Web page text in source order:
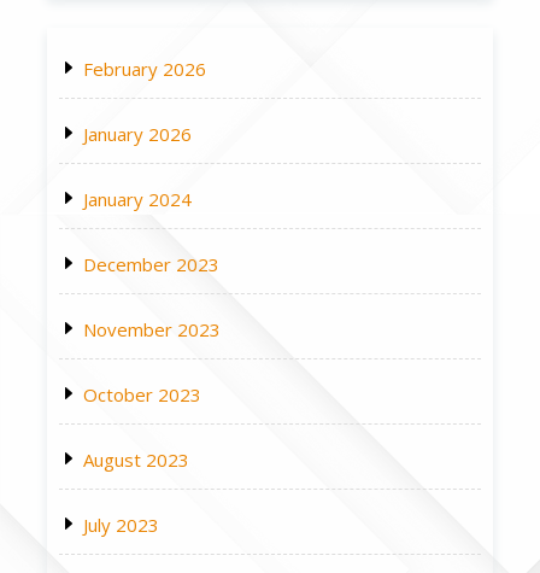
February 2026
January 2026
January 2024
December 2023
November 2023
October 2023
August 2023
July 2023